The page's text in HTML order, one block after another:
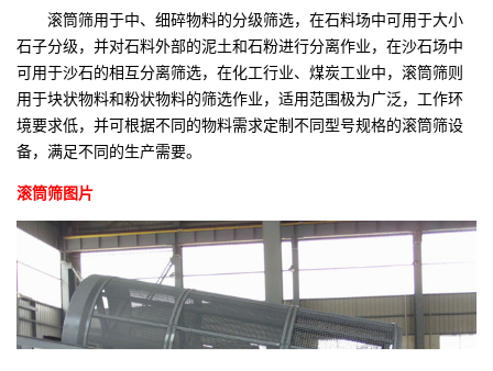
滚筒筛用于中、细碎物料的分级筛选，在石料场中可用于大小
石子分级，并对石料外部的泥土和石粉进行分离作业，在沙石场中
可用于沙石的相互分离筛选，在化工行业、煤炭工业中，滚筒筛则
用于块状物料和粉状物料的筛选作业，适用范围极为广泛，工作环
境要求低，并可根据不同的物料需求定制不同型号规格的滚筒筛设
备，满足不同的生产需要。
滚筒筛图片